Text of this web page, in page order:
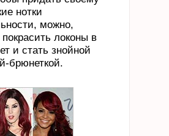
нотки
можно,
локоны в
и стать знойной
брюнеткой.